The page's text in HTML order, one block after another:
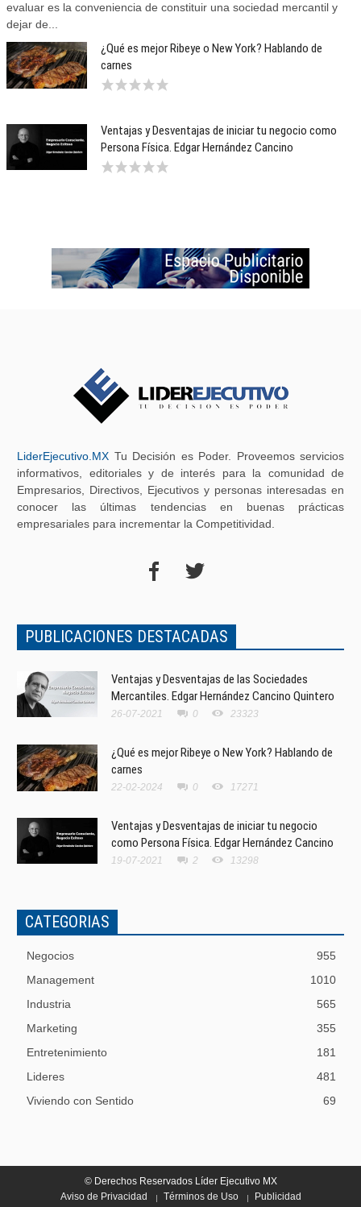
evaluar es la conveniencia de constituir una sociedad mercantil y
dejar de...
¿Qué es mejor Ribeye o New York? Hablando de
carnes
Ventajas y Desventajas de iniciar tu negocio como
Persona Física. Edgar Hernández Cancino
LiderEjecutivo.MX Tu Decisión es Poder. Proveemos servicios
informativos, editoriales y de interés para la comunidad de
Empresarios, Directivos, Ejecutivos y personas interesadas en
conocer las últimas tendencias en buenas prácticas
empresariales para incrementar la Competitividad.
PUBLICACIONES DESTACADAS
Ventajas y Desventajas de las Sociedades
Mercantiles. Edgar Hernández Cancino Quintero
26-07-2021 0 23323
¿Qué es mejor Ribeye o New York? Hablando de
carnes
22-02-2024 0 17271
Ventajas y Desventajas de iniciar tu negocio
como Persona Física. Edgar Hernández Cancino
19-07-2021 2 13298
CATEGORIAS
Negocios
955
Management
1010
Industria
565
Marketing
355
Entretenimiento
181
Lideres
481
Viviendo con Sentido
69
© Derechos Reservados Líder Ejecutivo MX
Aviso de Privacidad
Términos de Uso Publicidad